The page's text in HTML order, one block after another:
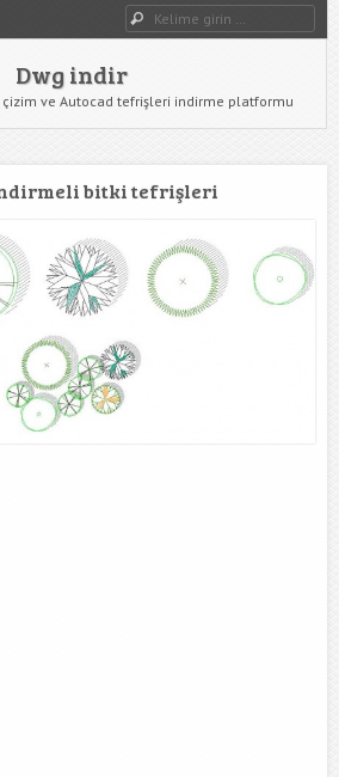
Dwg Ara
Dwg indir
ve Autocad tefrişleri indirme platformu
bitki tefrişleri